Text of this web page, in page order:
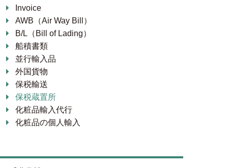
Invoice
AWB（Air Way Bill）
B/L（Bill of Lading）
船積書類
並行輸入品
外国貨物
保税輸送
保税蔵置所
化粧品輸入代行
化粧品の個人輸入